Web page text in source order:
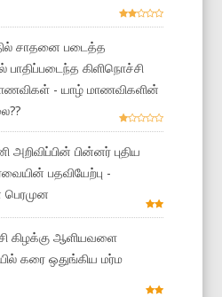
சாதனை படைத்த
பாதிப்படைந்த கிளிநொச்சி
- யாழ் மாணவிகளின்
அறிவிப்பின் பின்னர் புதிய
பதவியேற்பு -
கிழக்கு ஆளியவளை
கரை ஒதுங்கிய மர்ம